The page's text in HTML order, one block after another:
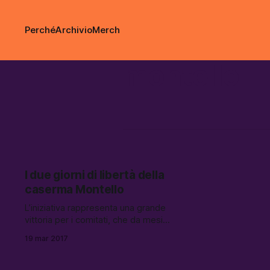
PerchéArchivioMerch
I due giorni di libertà della
caserma Montello
L’iniziativa rappresenta una grande
vittoria per i comitati, che da mesi
struttura alla cittadinanza.
19 mar 2017